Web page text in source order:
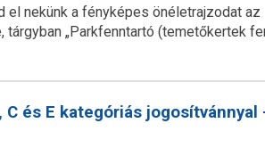
el nekünk a fényképes önéletrajzodat az
tárgyban „Parkfenntartó (temetőkertek
és E kategóriás jogosítvánnyal